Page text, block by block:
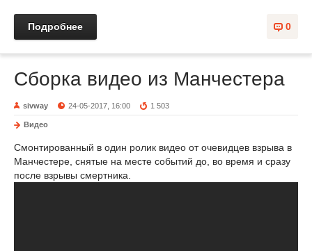
0
Подробнее
Сборка видео из Манчестера
sivway 24-05-2017, 16:00 1 503
Видео
Смонтированный в один ролик видео от очевидцев взрыва в
Манчестере, снятые на месте событий до, во время и сразу
после взрывы смертника.